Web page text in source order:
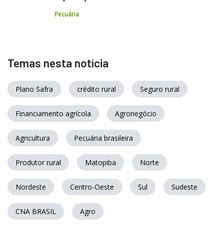
Pecuária
Temas nesta notícia
Plano Safra crédito rural Seguro rural
Financiamento agrícola Agronegócio
Agricultura Pecuária brasileira
Produtor rural Matopiba Norte
Nordeste Centro-Oeste Sul Sudeste
CNA BRASIL Agro